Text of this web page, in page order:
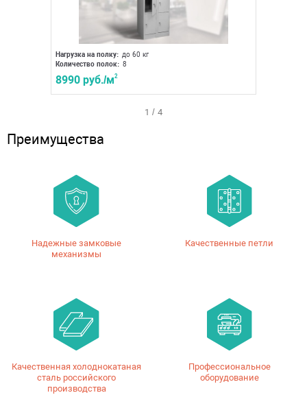
Нагрузка на полку: до 60 кг
Количество полок: 8
8990 руб./м2
1 / 4
Преимущества
Надежные замковые
механизмы
Качественные петли
Качественная холоднокатаная
сталь российского
производства
Профессиональное
оборудование